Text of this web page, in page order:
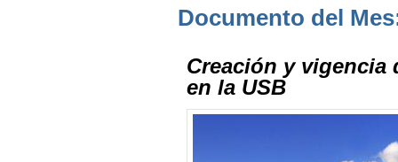
Documento del
Creación y vigencia
en la USB